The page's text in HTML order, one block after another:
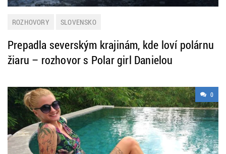
ROZHOVORY SLOVENSKO
Prepadla severským krajinám, kde loví polárnu
žiaru – rozhovor s Polar girl Danielou
0